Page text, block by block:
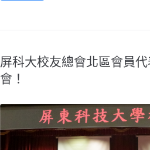
屏科大校友總會北區會員
會！